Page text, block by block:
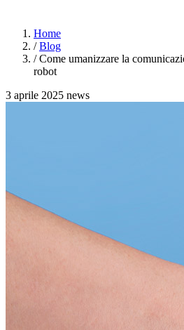
Home
/ Blog
/ Come umanizzare la
robot
3 aprile 2025 news